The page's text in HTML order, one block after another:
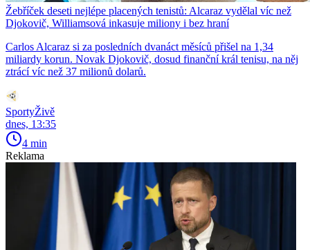
Žebříček deseti nejlépe placených tenistů: Alcaraz vydělal víc než
Djokovič, Williamsová inkasuje miliony i bez hraní
Carlos Alcaraz si za posledních dvanáct měsíců přišel na 1,34
miliardy korun. Novak Djokovič, dosud finanční král tenisu, na něj
ztrácí víc než 37 milionů dolarů.
SportyŽivě
dnes, 13:35
4 min
Reklama